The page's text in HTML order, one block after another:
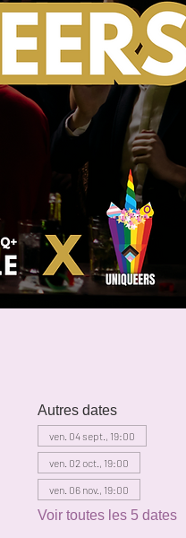
Autres dates
ven. 04 sept., 19:00
ven. 02 oct., 19:00
ven. 06 nov., 19:00
Voir toutes les 5 dates